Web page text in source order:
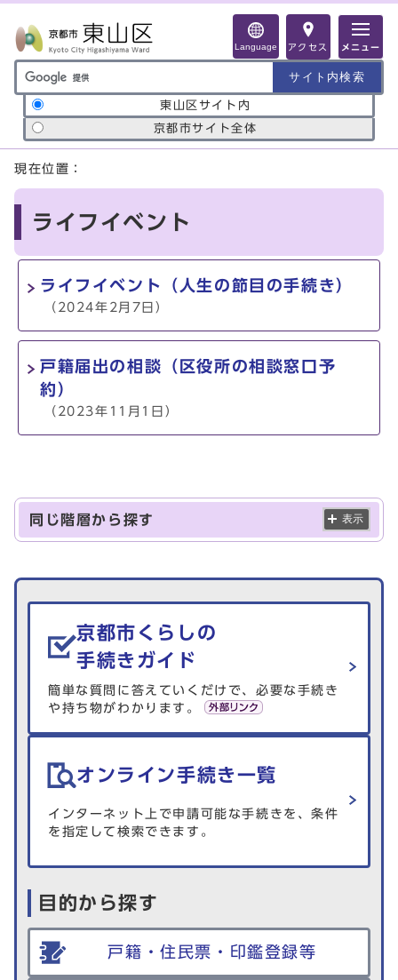
Language アクセス メニュー
サイト内検索の範囲
東山区サイト内
京都市サイト全体
ここから本文です
現在位置：
ライフイベント
ライフイベント（人生の節目の手続き）
（2024年2月7日）
戸籍届出の相談（区役所の相談窓口予
約）
（2023年11月1日）
同じ階層から探す 表示
生活情報を探す
京都市くらしの
手続きガイド
簡単な質問に答えていくだけで、必要な手続き
や持ち物がわかります。
オンライン手続き一覧
インターネット上で申請可能な手続きを、条件
を指定して検索できます。
目的から探す
戸籍・住民票・印鑑登録等